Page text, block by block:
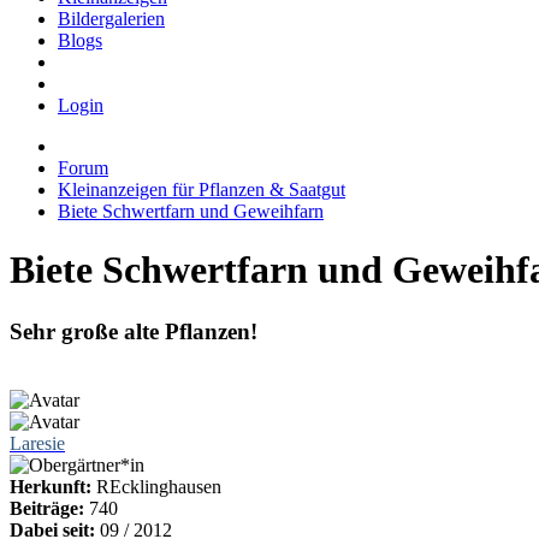
Bildergalerien
Blogs
Login
Forum
Kleinanzeigen für Pflanzen & Saatgut
Biete Schwertfarn und Geweihfarn
Biete Schwertfarn und
Sehr große alte Pflanzen!
Laresie
Herkunft: REcklinghausen
Beiträge: 740
Dabei seit: 09 / 2012